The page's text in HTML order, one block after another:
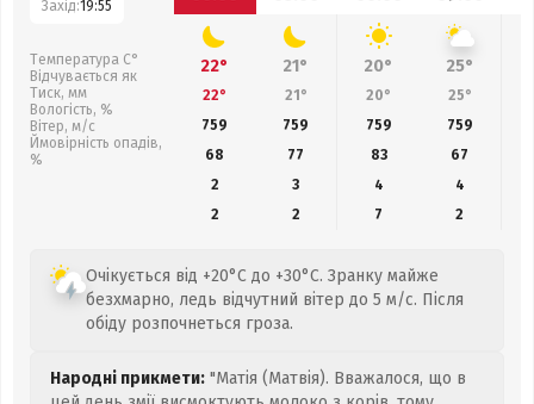
Захід:19:55
Температура С°
Відчувається як
Тиск, мм
Вологість, %
Вітер, м/с
Ймовірність опадів,
%
22° 21° 20° 25°
22° 21° 20° 25°
759
759 759 759
68
77 83 67
2
3 4
4
2
2 7 2
Очікується від +20°C до +30°C. Зранку майже
безхмарно, ледь відчутний вітер до 5 м/с. Після
обіду розпочнеться гроза.
Народні прикмети: "Матія (Матвія). Вважалося, що в